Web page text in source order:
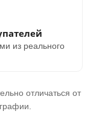
из реального
отличаться от